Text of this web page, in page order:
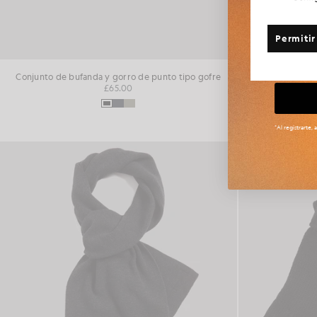
Conjunto de bufanda y gorro de punto tipo gofre
£65.00
*Al registrarte,